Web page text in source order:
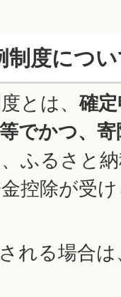
制度につ
とは、確
でかつ、
ふるさと
控除が受
れる場合